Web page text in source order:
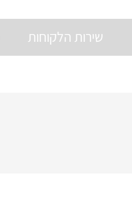
שירות הלקוחות